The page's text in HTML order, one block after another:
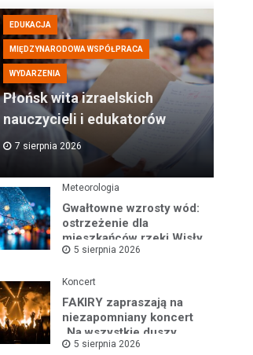
EDUKACJA
MIĘDZYNARODOWA WSPÓŁPRACA
WYDARZENIA
Płońsk wita izraelskich
nauczycieli i edukatorów
7 sierpnia 2026
Meteorologia
Gwałtowne wzrosty wód:
ostrzeżenie dla
mieszkańców rzeki Wisły
i okolic
5 sierpnia 2026
Koncert
FAKIRY zapraszają na
niezapomniany koncert
„Na wszystkie duszy
nastroje”
5 sierpnia 2026